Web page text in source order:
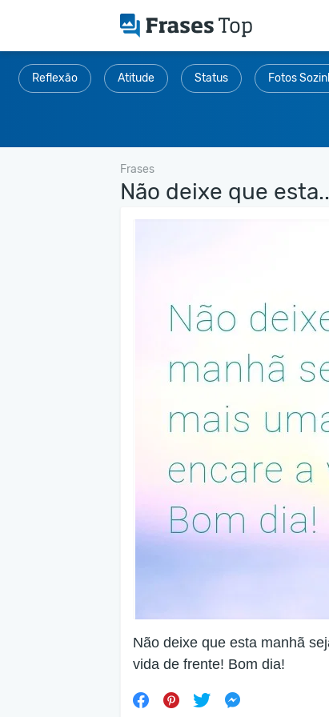
Reflexão Atitude Status Fotos
Frases
Não deixe que
Não deixe que esta manhã
vida de frente! Bom dia!